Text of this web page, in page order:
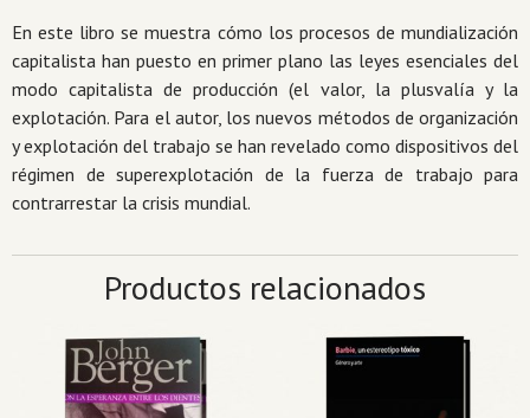
En este libro se muestra cómo los procesos de mundialización
capitalista han puesto en primer plano las leyes esenciales del
modo capitalista de producción (el valor, la plusvalía y la
explotación. Para el autor, los nuevos métodos de organización
y explotación del trabajo se han revelado como dispositivos del
régimen de superexplotación de la fuerza de trabajo para
contrarrestar la crisis mundial.
Productos relacionados